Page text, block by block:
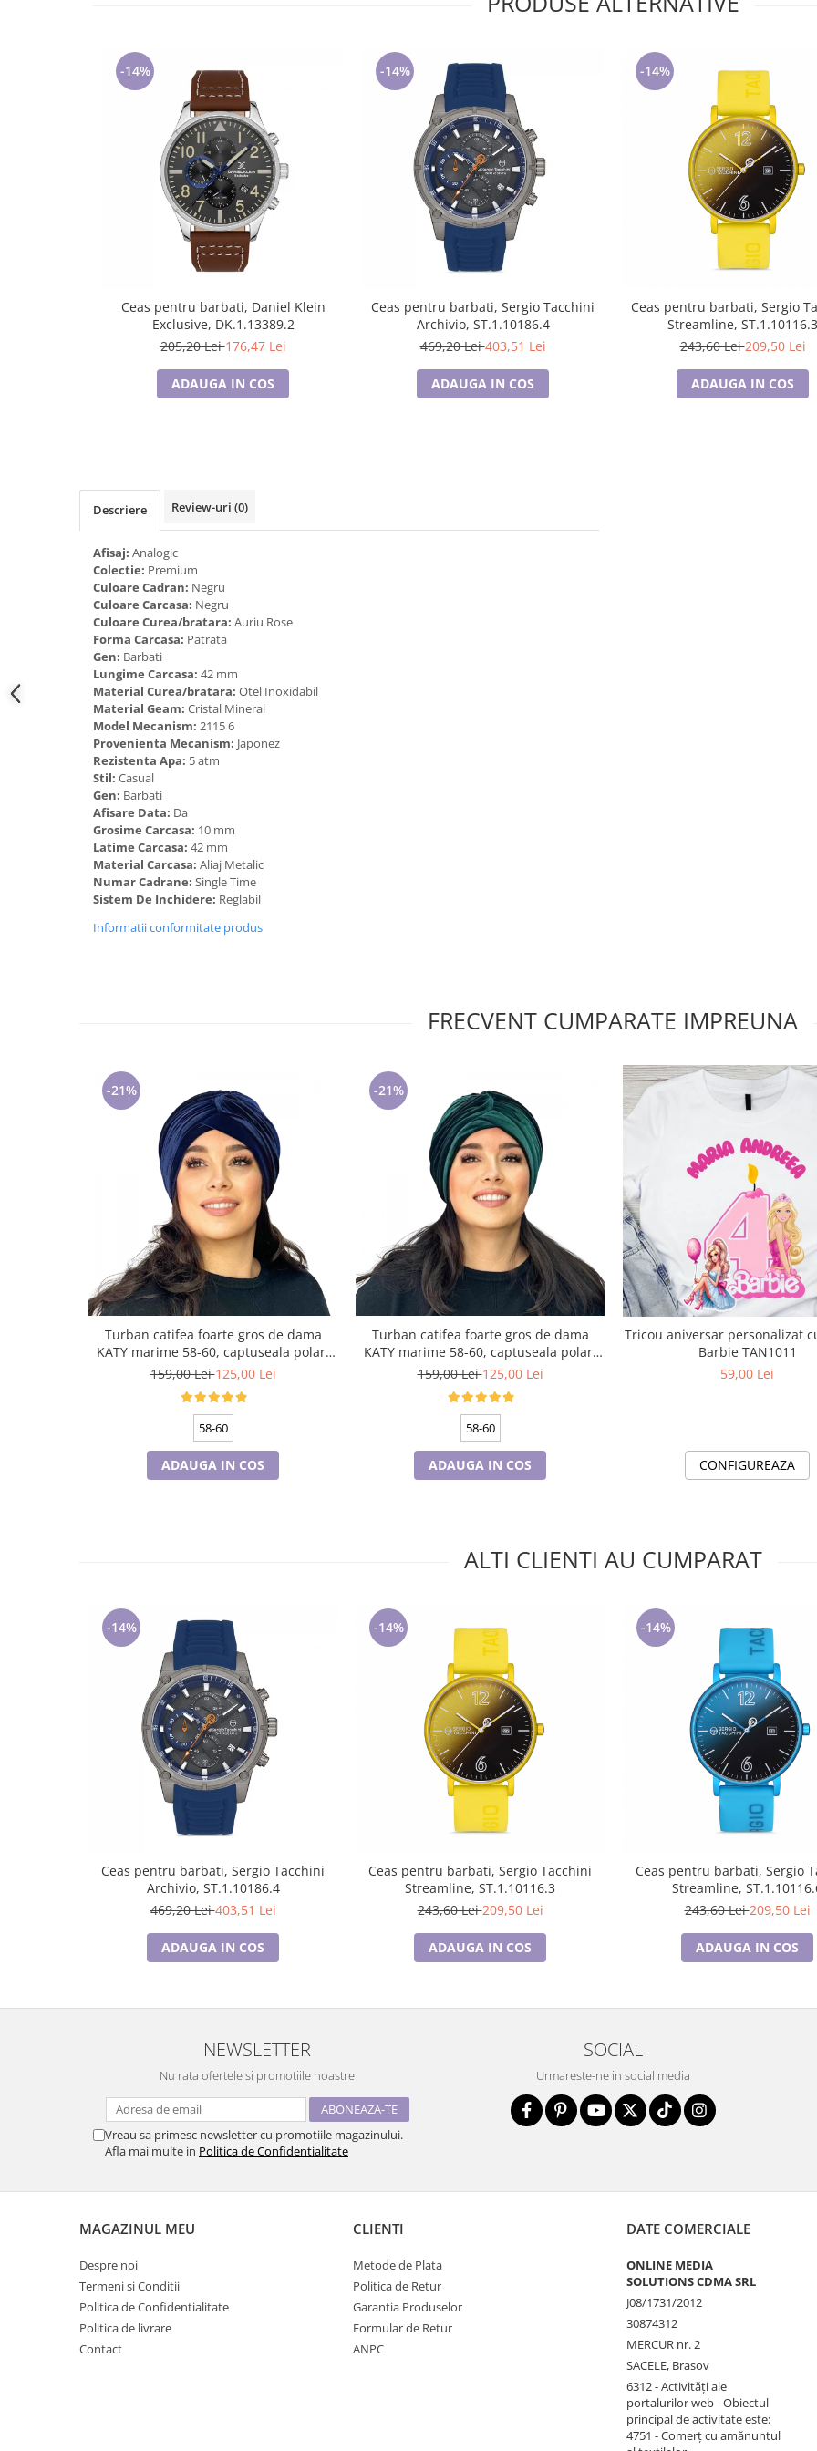
Pijamale de CRACIUN
Cadouri pentru Nasi si Fini
Cadouri Craciun
Cadouri pentru profesori sau absolventi
Cadouri Back to school
Cadouri de Paște
Cadouri Traditionale Romanesti
Cadouri pentru CUPLU El & Ea
Cadouri Iubitori de animale
Cadouri GRAVIDE
Cadouri pentru sportivi
Cadouri Pensionare
Cadouri Colegi, sefi sau angajati
Cadouri pentru Doctori
Cadouri pentru Sfânta Maria
-14%
Ceas pentru barbati, Daniel Klein
Exclusive, DK.1.13389.2
205,20 Lei176,47 Lei
ADAUGA IN COS
-14%
Ceas pentru barbati, Sergio Tacchini
Archivio, ST.1.10186.4
469,20 Lei403,51 Lei
ADAUGA IN COS
-14%
Ceas pentru barbati, Sergio
Streamline, ST.1.10116.3
243,60 Lei209,50 Lei
ADAUGA IN COS
Descriere Review-uri (0)
Afisaj: Analogic
Colectie: Premium
Culoare Cadran: Negru
Culoare Carcasa: Negru
Culoare Curea/bratara: Auriu Rose
Forma Carcasa: Patrata
Gen: Barbati
Lungime Carcasa: 42 mm
Material Curea/bratara: Otel Inoxidabil
Material Geam: Cristal Mineral
Model Mecanism: 2115 6
Provenienta Mecanism: Japonez
Rezistenta Apa: 5 atm
Stil: Casual
Gen: Barbati
Afisare Data: Da
Grosime Carcasa: 10 mm
Latime Carcasa: 42 mm
Material Carcasa: Aliaj Metalic
Numar Cadrane: Single Time
Sistem De Inchidere: Reglabil
Informatii conformitate produs
FRECVENT CUMPARATE IMPREUNA
-21%
Turban catifea foarte gros de dama
KATY marime 58-60, captuseala polar,
culoare bleomarin
159,00 Lei125,00 Lei
58-60
ADAUGA IN COS
-21%
Turban catifea foarte gros de dama
KATY marime 58-60, captuseala polar,
culoare verde emerald
159,00 Lei125,00 Lei
58-60
ADAUGA IN COS
Tricou aniversar personalizat cu papusa
Barbie TAN1011
59,00 Lei
CONFIGUREAZA
ALTI CLIENTI AU CUMPARAT
-14%
Ceas pentru barbati, Sergio Tacchini
Archivio, ST.1.10186.4
469,20 Lei403,51 Lei
ADAUGA IN COS
-14%
Ceas pentru barbati, Sergio Tacchini
Streamline, ST.1.10116.3
243,60 Lei209,50 Lei
ADAUGA IN COS
-14%
Ceas pentru barbati, Sergio
Streamline,
243,60 Lei209,50 Lei
ADAUGA IN COS
NEWSLETTER
Nu rata ofertele si promotiile noastre
Vreau sa primesc newsletter cu promotiile magazinului.
Afla mai multe in Politica de Confidentialitate
SOCIAL
Urmareste-ne in social media
MAGAZINUL MEU
Despre noi
Termeni si Conditii
Politica de Confidentialitate
Politica de livrare
Contact
CLIENTI
Metode de Plata
Politica de Retur
Garantia Produselor
Formular de Retur
ANPC
DATE COMERCIALE
ONLINE MEDIA
SOLUTIONS CDMA SRL
J08/1731/2012
30874312
MERCUR nr. 2
SACELE, Brasov
6312 - Activităţi ale
portalurilor web - Obiectul
principal de activitate este:
4751 - Comerţ cu amănuntul